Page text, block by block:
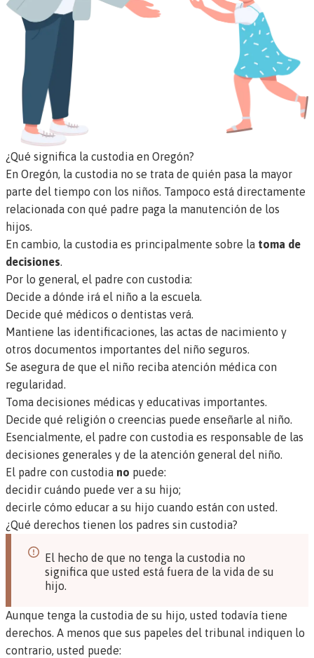
¿Qué significa la custodia en Oregón?
En Oregón, la custodia no se trata de quién pasa la mayor
parte del tiempo con los niños. Tampoco está directamente
relacionada con qué padre paga la manutención de los
hijos.
En cambio, la custodia es principalmente sobre la toma de
decisiones.
Por lo general, el padre con custodia:
Decide a dónde irá el niño a la escuela.
Decide qué médicos o dentistas verá.
Mantiene las identificaciones, las actas de nacimiento y
otros documentos importantes del niño seguros.
Se asegura de que el niño reciba atención médica con
regularidad.
Toma decisiones médicas y educativas importantes.
Decide qué religión o creencias puede enseñarle al niño.
Esencialmente, el padre con custodia es responsable de las
decisiones generales y de la atención general del niño.
El padre con custodia no puede:
decidir cuándo puede ver a su hijo;
decirle cómo educar a su hijo cuando están con usted.
¿Qué derechos tienen los padres sin custodia?
El hecho de que no tenga la custodia no
significa que usted está fuera de la vida de su
hijo.
Aunque tenga la custodia de su hijo, usted todavía tiene
derechos. A menos que sus papeles del tribunal indiquen lo
contrario, usted puede: